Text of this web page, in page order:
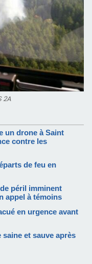
2A
un drone à Saint
contre les
de feu en
péril imminent
appel à témoins
en urgence avant
et sauve après